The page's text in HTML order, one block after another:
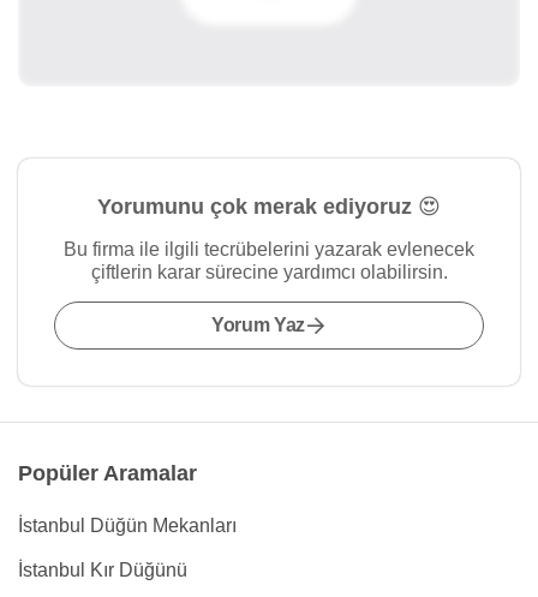
Yorumunu çok merak ediyoruz 😍
Bu firma ile ilgili tecrübelerini yazarak evlenecek
çiftlerin karar sürecine yardımcı olabilirsin.
Yorum Yaz
Popüler Aramalar
İstanbul Düğün Mekanları
İstanbul Kır Düğünü